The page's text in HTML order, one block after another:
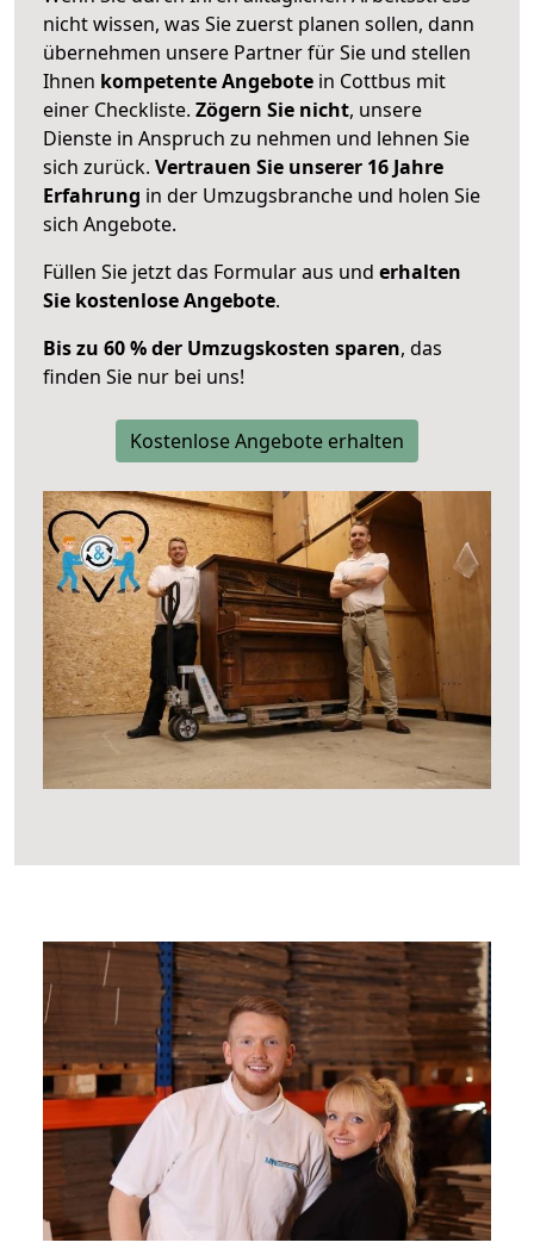
nicht wissen, was Sie zuerst planen sollen, dann
übernehmen unsere Partner für Sie und stellen
Ihnen kompetente Angebote in Cottbus mit
einer Checkliste. Zögern Sie nicht, unsere
Dienste in Anspruch zu nehmen und lehnen Sie
sich zurück. Vertrauen Sie unserer 16 Jahre
Erfahrung in der Umzugsbranche und holen Sie
sich Angebote.
Füllen Sie jetzt das Formular aus und erhalten
Sie kostenlose Angebote.
Bis zu 60 % der Umzugskosten sparen, das
finden Sie nur bei uns!
Kostenlose Angebote erhalten